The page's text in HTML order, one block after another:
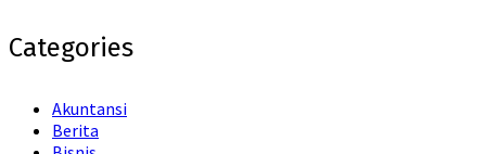
Categories
Akuntansi
Berita